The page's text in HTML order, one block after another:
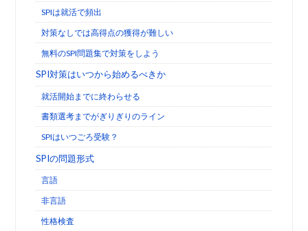
SPIは就活で頻出
対策なしでは高得点の獲得が難しい
無料のSPI問題集で対策をしよう
SPI対策はいつから始めるべきか
就活開始までに終わらせる
書類選考までがぎりぎりのライン
SPIはいつごろ受験？
SPIの問題形式
言語
非言語
性格検査